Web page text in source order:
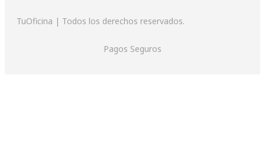
TuOficina | Todos los derechos reservados.
Pagos Seguros